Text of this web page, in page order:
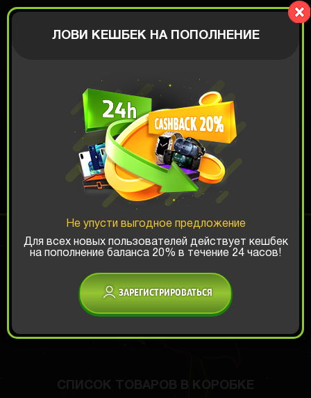
АВТОРИЗАЦИЯ
APPLE КОРОБКА
Шанс ТОП-выигрыша:
x1 x2 x3
Есть промокод?
ОТКРЫТЬ ЗА
1869 РУБ
1429РУБ Демо прокрут
СПИСОК ТОВАРОВ В КОРОБКЕ
ЛОВИ КЕШБЕК НА ПОПОЛНЕНИЕ
Не упусти выгодное предложение
Для всех новых пользователей действует кешбек
на пополнение баланса 20% в течение 24 часов!
ЗАРЕГИСТРИРОВАТЬСЯ